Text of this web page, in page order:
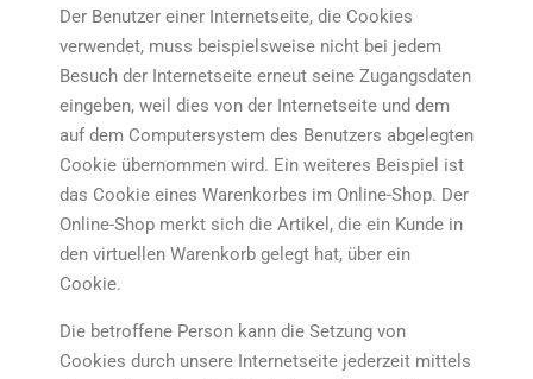
Der Benutzer einer Internetseite, die Cookies
verwendet, muss beispielsweise nicht bei jedem
Besuch der Internetseite erneut seine Zugangsdaten
eingeben, weil dies von der Internetseite und dem
auf dem Computersystem des Benutzers abgelegten
Cookie übernommen wird. Ein weiteres Beispiel ist
das Cookie eines Warenkorbes im Online-Shop. Der
Online-Shop merkt sich die Artikel, die ein Kunde in
den virtuellen Warenkorb gelegt hat, über ein
Cookie.
Die betroffene Person kann die Setzung von
Cookies durch unsere Internetseite jederzeit mittels